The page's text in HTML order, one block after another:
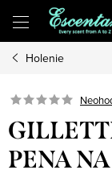
obsah
Holenie
PENA